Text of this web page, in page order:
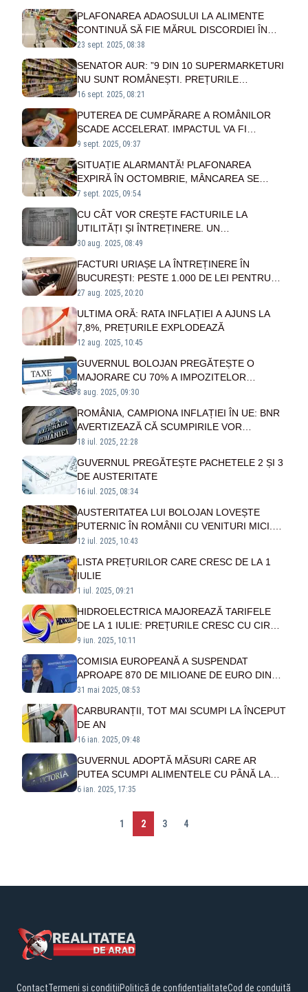
PLAFONAREA ADAOSULUI LA ALIMENTE
CONTINUĂ SĂ FIE MĂRUL DISCORDIEI ÎN
COALIȚIE. ROMÂNII RESIMT DIN PLIN
23 sept. 2025, 08:38
SENATOR AUR: ”9 DIN 10 SUPERMARKETURI
NU SUNT ROMÂNEȘTI. PREȚURILE
PRODUSELOR SUNT CRESCUTE ARTIFICIAL
16 sept. 2025, 08:21
PUTEREA DE CUMPĂRARE A ROMÂNILOR
SCADE ACCELERAT. IMPACTUL VA FI
RESIMȚIT ȘI ASUPRA RATELOR BANCARE
9 sept. 2025, 09:37
SITUAȚIE ALARMANTĂ! PLAFONAREA
EXPIRĂ ÎN OCTOMBRIE, MÂNCAREA SE
SCUMPEȘTE IAR. STATUL PROMITE
7 sept. 2025, 09:54
CU CÂT VOR CREȘTE FACTURILE LA
UTILITĂȚI ȘI ÎNTREȚINERE. UN
ADMINISTRATOR DE IMOBILE A FĂCUT
30 aug. 2025, 08:49
FACTURI URIAȘE LA ÎNTREȚINERE ÎN
BUCUREȘTI: PESTE 1.000 DE LEI PENTRU
UN APARTAMENT CU TREI CAMERE
27 aug. 2025, 20:20
ULTIMA ORĂ: RATA INFLAȚIEI A AJUNS LA
7,8%, PREȚURILE EXPLODEAZĂ
12 aug. 2025, 10:45
GUVERNUL BOLOJAN PREGĂTEȘTE O
MAJORARE CU 70% A IMPOZITELOR
LOCALE PE CLĂDIRI ȘI TERENURI DIN 2026
8 aug. 2025, 09:30
ROMÂNIA, CAMPIONA INFLAȚIEI ÎN UE: BNR
AVERTIZEAZĂ CĂ SCUMPIRILE VOR
ACCELERA ÎN URMĂTOARELE LUNI
18 iul. 2025, 22:28
GUVERNUL PREGĂTEȘTE PACHETELE 2 ȘI 3
DE AUSTERITATE
16 iul. 2025, 08:34
AUSTERITATEA LUI BOLOJAN LOVEȘTE
PUTERNIC ÎN ROMÂNII CU VENITURI MICI.
VOM PIERDE CEL PUȚIN 200 DE LEI DIN
12 iul. 2025, 10:43
LISTA PREȚURILOR CARE CRESC DE LA 1
IULIE
1 iul. 2025, 09:21
HIDROELECTRICA MAJOREAZĂ TARIFELE
DE LA 1 IULIE: PREȚURILE CRESC CU CIRCA
50% DUPĂ ÎNCETAREA SCHEMEI DE SPRIJIN
9 iun. 2025, 10:11
COMISIA EUROPEANĂ A SUSPENDAT
APROAPE 870 DE MILIOANE DE EURO DIN
PNRR. S-AU SUSPENDAT ȘI SUTE DE
31 mai 2025, 08:53
CARBURANȚII, TOT MAI SCUMPI LA ÎNCEPUT
DE AN
16 ian. 2025, 09:48
GUVERNUL ADOPTĂ MĂSURI CARE AR
PUTEA SCUMPI ALIMENTELE CU PÂNĂ LA
10%! VEȘTI PROASTE PENTRU ROMÂNI
6 ian. 2025, 17:35
1 2 3 4
ContactTermeni și condițiiPolitică de confidențialitateCod de conduită